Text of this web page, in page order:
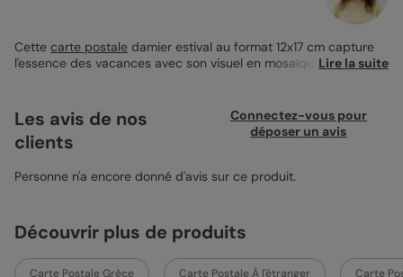
Cette carte postale damier estival au format 12x17 cm capture
l'essence des vacances avec son visuel en mosaïque de bleu et
d'été, elle permet de personnaliser avec vos plus belles photos
et un petit mot qui vient du cœur. L'enveloppe bleu ciel
s'accorde parfaitement à l'ensemble, ajoutant une touche
envoyer vos moments ensoleillés. Vos souvenirs, à votre façon.
Lire la suite
Les avis de nos
clients
Connectez-vous pour
déposer un avis
Personne n'a encore donné d'avis sur ce produit.
Découvrir plus de produits
Carte Postale Grèce Carte Postale À l'étranger Carte